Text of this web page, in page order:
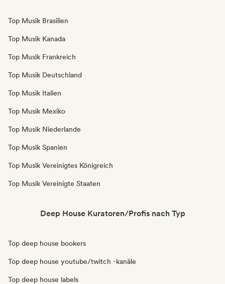
Top Musik Brasilien
Top Musik Kanada
Top Musik Frankreich
Top Musik Deutschland
Top Musik Italien
Top Musik Mexiko
Top Musik Niederlande
Top Musik Spanien
Top Musik Vereinigtes Königreich
Top Musik Vereinigte Staaten
Deep House Kuratoren/Profis nach Typ
Top deep house bookers
Top deep house youtube/twitch -kanäle
Top deep house labels